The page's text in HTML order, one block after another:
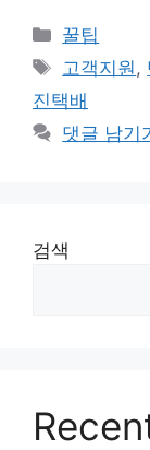
카
테
리
꿀팁
태
그
고객지원 ,
진택배
댓글 남기
검색